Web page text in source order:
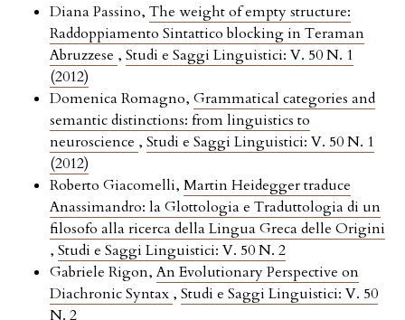
Diana Passino, The weight of empty structure:
Raddoppiamento Sintattico blocking in Teraman
Abruzzese , Studi e Saggi Linguistici: V. 50 N. 1
(2012)
Domenica Romagno, Grammatical categories and
semantic distinctions: from linguistics to
neuroscience , Studi e Saggi Linguistici: V. 50 N. 1
(2012)
Roberto Giacomelli, Martin Heidegger traduce
Anassimandro: la Glottologia e Traduttologia di un
filosofo alla ricerca della Lingua Greca delle Origini
, Studi e Saggi Linguistici: V. 50 N. 2
Gabriele Rigon,An Evolutionary Perspective on
Diachronic Syntax , Studi e Saggi Linguistici: V. 50
N. 2